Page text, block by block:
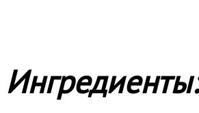
Ингредиенты: